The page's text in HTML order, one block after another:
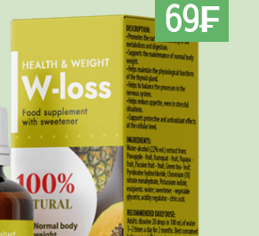
69₣